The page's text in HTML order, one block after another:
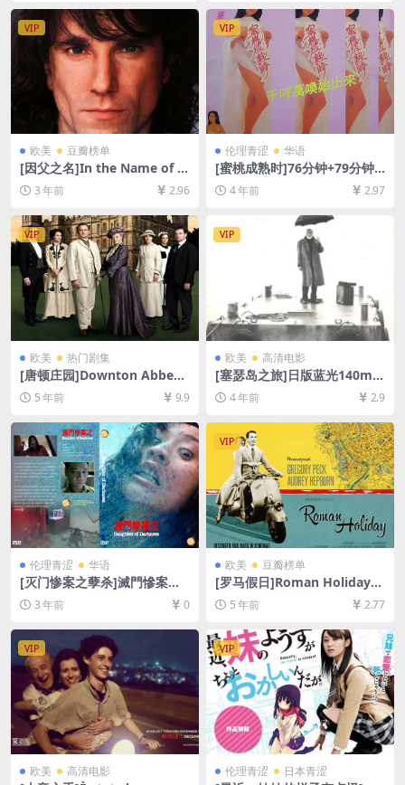
字]
9GB][中文字幕]
VIP
欧美 豆瓣榜单
[因父之名]In the Name of t
he Father (1993)[百度网盘
+夸克网盘1080P超清未删减
资源][网盘在线播放/下载][MP
4/8.4GB][中英字幕]
3 年前 2.96
VIP
伦理青涩 华语
[蜜桃成熟时]76分钟+79分钟
特别版 蜜桃成熟時 (1993)[百
度网盘+迅雷云盘资源1080P
超清未删减][MP4/6.3GB][粤
语中字/国语中字]【手机无法
在线播放，请下载防和谐压缩
包（含解压密码）】
4 年前 2.97
VIP
欧美 热门剧集
[唐顿庄园]Downton Abbey
(全6季)[百度网盘+迅雷云盘资
源1080P超清未删减][MP4/82
GB][中英字幕]
5 年前 9.9
VIP
欧美 高清电影
[塞瑟岛之旅]日版蓝光140min
Ταξίδι στα Κύθηρα (1984)
[百度网盘+夸克网盘+迅雷云
盘资源1080P超清未删减][MP
4/8.1GB][原声中字]
4 年前 2.9
伦理青涩 华语
[灭门惨案之孽杀]滅門慘案之
孽殺 (1993)[百度网盘+迅雷云
盘资源720高清][MP4/3GB]
放，请下载防和谐压缩包（含
解压密码）】
3 年前 0
VIP
欧美 豆瓣榜单
[罗马假日]Roman Holiday
(1953)[百度网盘+迅雷云盘资
源1080P超清未删减][MP4/7.
5 年前 2.77
VIP
欧美 高清电影
VIP
伦理青涩 日本青涩